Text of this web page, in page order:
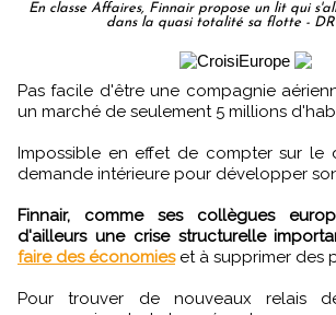
En classe Affaires, Finnair propose un lit qui
dans la quasi totalité sa flotte -
Pas facile d'être une compagnie aérienne nationale dans
un marché de seulement 5 millions
Impossible en effet de compter sur le
demande intérieure pour développer
Finnair, comme ses collègues
d'ailleurs une crise structurelle
faire des économieset à supprimer des
Pour trouver de nouveaux relais